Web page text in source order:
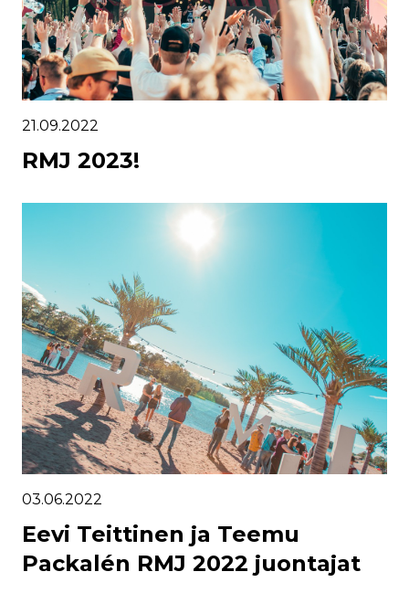
21.09.2022
RMJ 2023!
03.06.2022
Eevi Teittinen ja Teemu
Packalén RMJ 2022 juontajat